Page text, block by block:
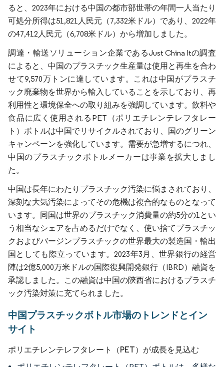
ると、2023年における中国の都市部世帯の年間一人当たり
可処分所得は51,821人民元（7,332米ドル）であり、2022年
の47,412人民元（6,708米ドル）から増加しました。
調達・輸送ソリューション企業であるJust China Itの調査
によると、中国のプラスチック生産量は使用と再生を合わ
せて9,570万トンに達しています。これは中国がプラスチ
ック廃棄物を世界から輸入していることを示しており、再
利用性と環境保全への取り組みを強調しています。飲料や
食品に広く使用されるPET（ポリエチレンテレフタレー
ト）ボトルは中国でリサイクルされており、国のグリーン
キャンペーンを強化しています。需要が急増するにつれ、
中国のプラスチックボトルメーカーは事業を拡大しまし
た。
中国は長年にわたりプラスチック汚染に悩まされており、
深刻な大気汚染によってその危機は複合的なものとなって
います。同国は世界のプラスチック消費量の約5分の1とい
う相当なシェアを占めるだけでなく、使い捨てプラスチッ
クおよびバージンプラスチックの世界最大の製造国・輸出
国としても際立っています。2023年3月、世界銀行の経営
陣は2億5,000万米ドルの国際復興開発銀行（IBRD）融資を
承認しました。この融資は中国の陝西省におけるプラスチ
ック汚染対策に充てられました。
中国プラスチックボトル市場のトレンドとイン
サイト
ポリエチレンテレフタレート（PET）が成長を見込む